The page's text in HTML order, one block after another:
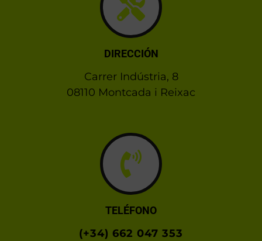
DIRECCIÓN
Carrer Indústria, 8
08110 Montcada i Reixac
TELÉFONO
(+34) 662 047 353